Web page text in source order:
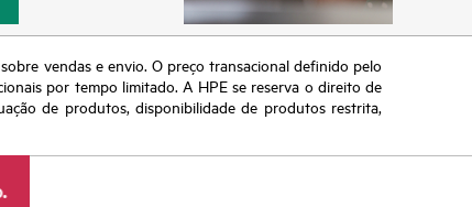
vendas e envio. O preço transacional definido pelo
por tempo limitado. A HPE se reserva o direito de
de produtos, disponibilidade de produtos restrita,